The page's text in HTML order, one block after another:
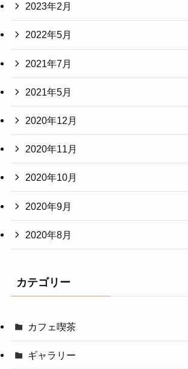
2023年2月
2022年5月
2021年7月
2021年5月
2020年12月
2020年11月
2020年10月
2020年9月
2020年8月
カテゴリー
カフェ喫茶
ギャラリー